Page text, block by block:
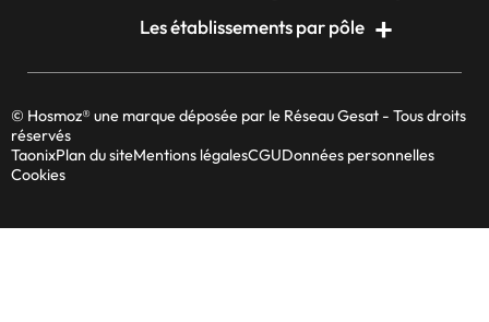
Les établissements par pôle
© Hosmoz® une marque déposée par le Réseau Gesat - Tous droits
réservés
TaonixPlan du siteMentions légalesCGUDonnées personnelles
Cookies